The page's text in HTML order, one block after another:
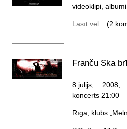
videoklipi, albumi
Lasīt vēl... (2
Franču Ska
8.jūlijs, 2008,
koncerts 21:00
Rīga, klubs